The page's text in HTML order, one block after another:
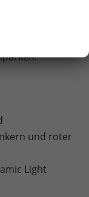
120.000km
und
und roter
Light